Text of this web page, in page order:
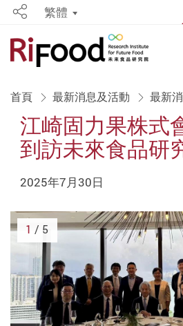
Share繁體
首頁 最新消息及活動 最新
江崎固力果株式
到訪未來食品研
2025年7月30日
1 / 5